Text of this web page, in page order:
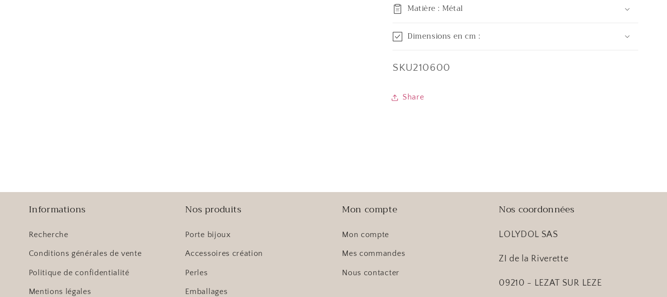
Matière : Métal
Dimensions en cm :
SKU:
SKU210600
Share
Informations
Recherche
Conditions générales de vente
Politique de confidentialité
Mentions légales
Nos produits
Porte bijoux
Accessoires création
Perles
Emballages
Mon compte
Mon compte
Mes commandes
Nous contacter
Nos coordonnées
LOLYDOL SAS
ZI de la Riverette
09210 - LEZAT SUR LEZE